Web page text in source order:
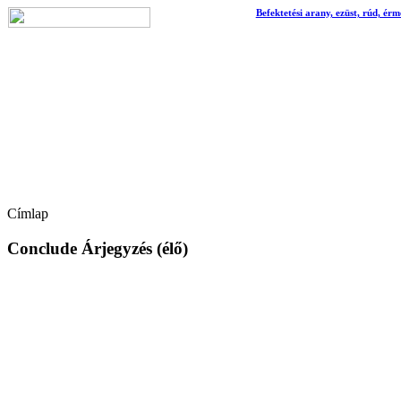
Befektetési arany, ezüst, rúd,
Címlap
Conclude Árjegyzés (élő)